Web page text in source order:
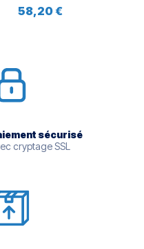
58,20 €
sécurisé
cryptage SSL